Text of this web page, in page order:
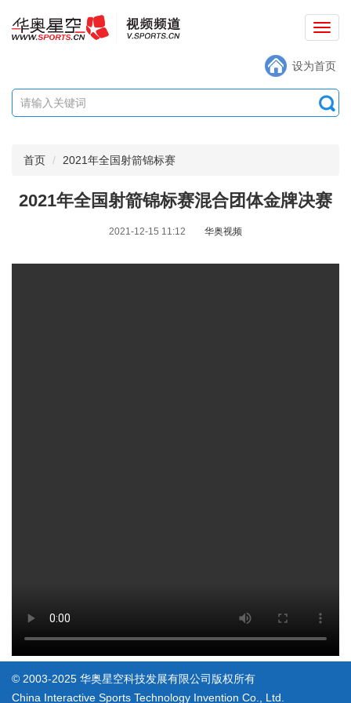
设为首页
切
导
航
首页 2021年全国射箭锦标赛
2021年全国射箭锦标赛混合团体金牌决赛
2021-12-15 11:12 华奥视频
© 2003-2025 华奥星空科技发展有限公司版权所有
China Interactive Sports Technology Invention Co., Ltd.